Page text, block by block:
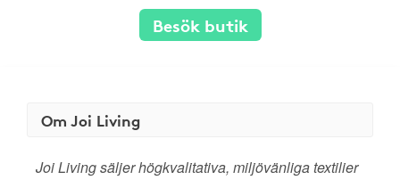
Besök butik
Om Joi Living
Joi Living säljer högkvalitativa, miljövänliga textilier